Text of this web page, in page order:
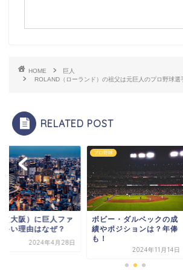
HOME
巨人
ROLAND（ローランド）の祖父は元巨人のプロ野球選
RELATED POST
（大阪）に巨人ファ
多い理由はなぜ？
2024年4月28日
プロ野球
ボビー・ダルベックの成
績やポジションは？年俸
も！
2024年11月14日